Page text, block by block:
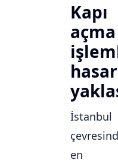
Kapı
açma
İstanbul
en